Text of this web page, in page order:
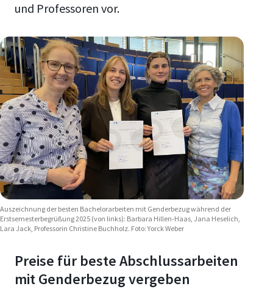
und Professoren vor.
Auszeichnung der besten Bachelorarbeiten mit Genderbezug während der
Erstsemesterbegrüßung 2025 (von links): Barbara Hillen-Haas, Jana Heselich,
Lara Jack, Professorin Christine Buchholz. Foto: Yorck Weber
Preise für beste Abschlussarbeiten
mit Genderbezug vergeben